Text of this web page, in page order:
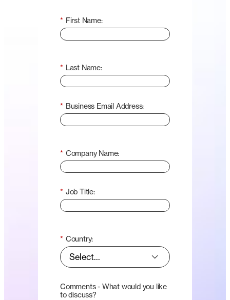
* First Name:
* Last Name:
* Business Email Address:
* Company Name:
* Job Title:
* Country:
Comments - What would you like
to discuss?